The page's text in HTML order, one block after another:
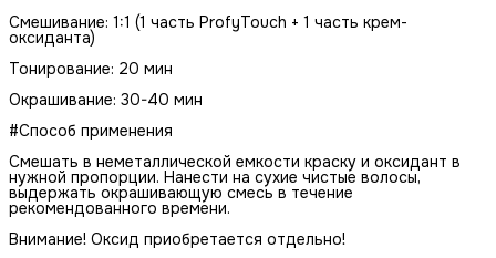
Смешивание: 1:1 (1 часть ProfyTouch + 1 часть крем-
оксиданта)
Тонирование: 20 мин
Окрашивание: 30-40 мин
#Способ применения
Смешать в неметаллической емкости краску и оксидант в
нужной пропорции. Нанести на сухие чистые волосы,
выдержать окрашивающую смесь в течение
рекомендованного времени.
Внимание! Оксид приобретается отдельно!